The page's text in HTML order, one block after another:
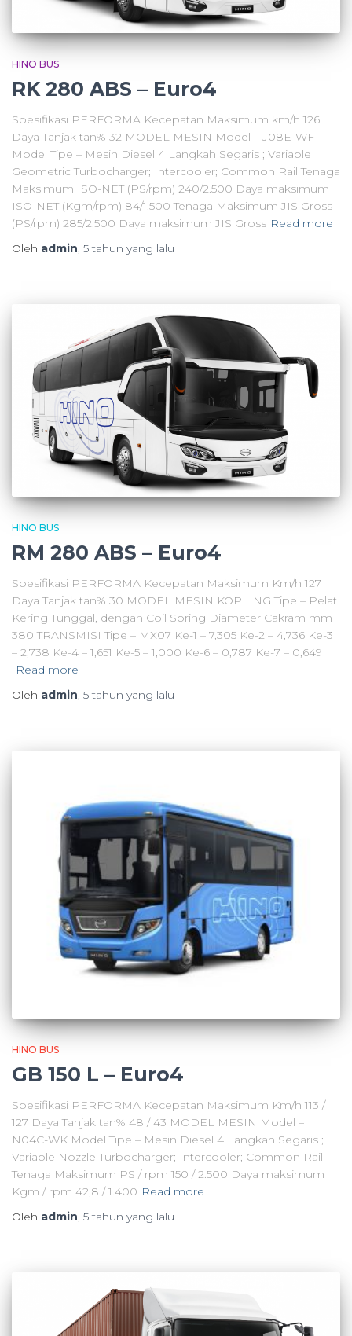
HINO BUS
RK 280 ABS – Euro4
Spesifikasi PERFORMA Kecepatan Maksimum km/h 126
Daya Tanjak tan% 32 MODEL MESIN Model – J08E-WF
Model Tipe – Mesin Diesel 4 Langkah Segaris ; Variable
Geometric Turbocharger; Intercooler; Common Rail Tenaga
Maksimum ISO-NET (PS/rpm) 240/2.500 Daya maksimum
ISO-NET (Kgm/rpm) 84/1.500 Tenaga Maksimum JIS Gross
(PS/rpm) 285/2.500 Daya maksimum JIS Gross Read more
Oleh admin, 5 tahun yang lalu
HINO BUS
RM 280 ABS – Euro4
Spesifikasi PERFORMA Kecepatan Maksimum Km/h 127
Daya Tanjak tan% 30 MODEL MESIN KOPLING Tipe – Pelat
Kering Tunggal, dengan Coil Spring Diameter Cakram mm
380 TRANSMISI Tipe – MX07 Ke-1 – 7,305 Ke-2 – 4,736 Ke-3
– 2,738 Ke-4 – 1,651 Ke-5 – 1,000 Ke-6 – 0,787 Ke-7 – 0,649
Read more
Oleh admin, 5 tahun yang lalu
HINO BUS
GB 150 L – Euro4
Spesifikasi PERFORMA Kecepatan Maksimum Km/h 113 /
127 Daya Tanjak tan% 48 / 43 MODEL MESIN Model –
N04C-WK Model Tipe – Mesin Diesel 4 Langkah Segaris ;
Variable Nozzle Turbocharger; Intercooler; Common Rail
Tenaga Maksimum PS / rpm 150 / 2.500 Daya maksimum
Kgm / rpm 42,8 / 1.400 Read more
Oleh admin, 5 tahun yang lalu